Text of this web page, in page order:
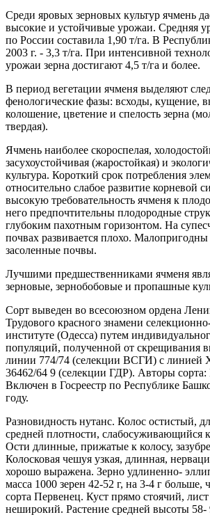
Среди яровых зерновых культур ячмень
высокие и устойчивые урожаи. Средняя
по России составила 1,90 т/га. В
2003 г. - 3,3 т/га. При интенсивной
урожаи зерна достигают 4,5 т/га и более.
В период вегетации ячменя выделяют
фенологические фазы: всходы, кущение,
колошение, цветение и спелость зерна
твердая).
Ячмень наиболее скороспелая,
засухоустойчивая (жаростойкая) и
культура. Короткий срок потребления
относительно слабое развитие корневой
высокую требовательность ячменя к
него предпочтительны плодородные
глубоким пахотным горизонтом. На
почвах развивается плохо.
засоленные почвы.
Лучшими предшественниками ячменя
зерновые, зернобобовые и пропашные
Сорт выведен во всесоюзном ордена
Трудового красного знамени
институте (Одесса) путем
популяций, полученной от скрещивания
линии 774/74 (селекции ВСГИ) с линией
36462/64 9 (селекции ГДР). Авторы
Включен в Госреестр по Республике
году.
Разновидность нутанс. Колос остистый,
средней плотности, слабосуживающийся
Ости длинные, прижатые к колосу,
Колосковая чешуя узкая, длинная,
хорошо выражена. Зерно удлиненно-
масса 1000 зерен 42-52 г, на 3-4 г больше,
сорта Первенец. Куст прямо стоячий,
неширокий. Растение средней высоты 58-